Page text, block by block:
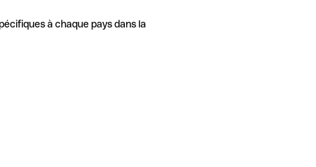
à chaque pays dans la